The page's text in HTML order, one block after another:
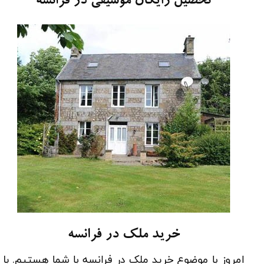
خرید ملک در فرانسه
امروز با موضوع خرید ملک در فرانسه با شما هستیم. با